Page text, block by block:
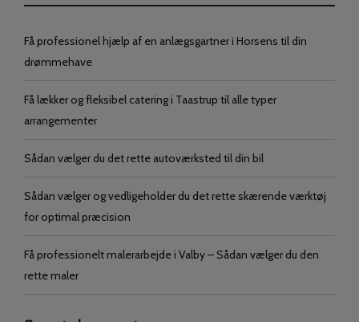
Få professionel hjælp af en anlægsgartner i Horsens til din
drømmehave
Få lækker og fleksibel catering i Taastrup til alle typer
arrangementer
Sådan vælger du det rette autoværksted til din bil
Sådan vælger og vedligeholder du det rette skærende værktøj
for optimal præcision
Få professionelt malerarbejde i Valby – Sådan vælger du den
rette maler